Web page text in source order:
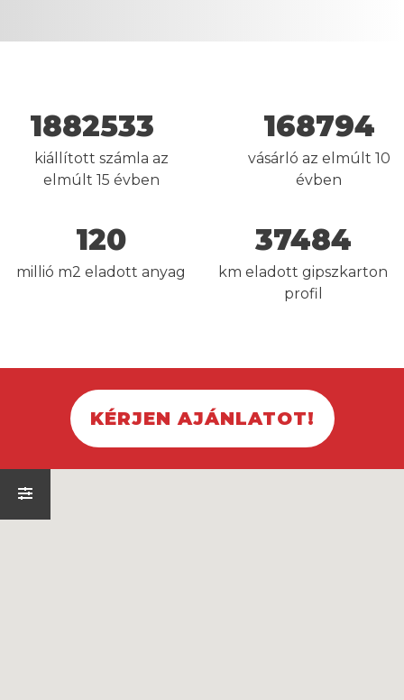
1882533
kiállított számla az
elmúlt 15 évben
168794
vásárló az elmúlt 10
évben
120
millió m2 eladott anyag
37484
km eladott gipszkarton
profil
KÉRJEN AJÁNLATOT!